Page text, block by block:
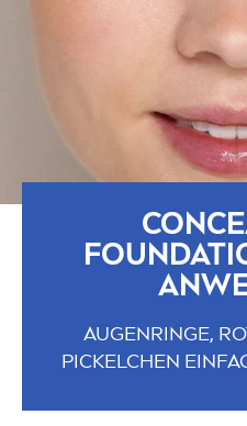
AUGENRINGE,
PICKELCHEN